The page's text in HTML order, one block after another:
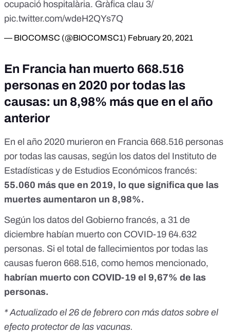
ocupació hospitalària. Gràfica clau 3/
pic.twitter.com/wdeH2QYs7Q
— BIOCOMSC (@BIOCOMSC1) February 20, 2021
En Francia han muerto 668.516
personas en 2020 por todas las
causas: un 8,98% más que en el año
anterior
En el año 2020 murieron en Francia 668.516 personas
por todas las causas, según los datos del Instituto de
Estadísticas y de Estudios Económicos francés:
55.060 más que en 2019, lo que significa que las
muertes aumentaron un 8,98%.
Según los datos del Gobierno francés, a 31 de
diciembre habían muerto con COVID-19 64.632
personas. Si el total de fallecimientos por todas las
causas fueron 668.516, como hemos mencionado,
habrían muerto con COVID-19 el 9,67% de las
personas.
* Actualizado el 26 de febrero con más datos sobre el
efecto protector de las vacunas.